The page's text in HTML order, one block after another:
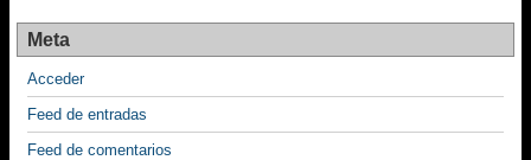
Meta
Acceder
Feed de entradas
Feed de comentarios